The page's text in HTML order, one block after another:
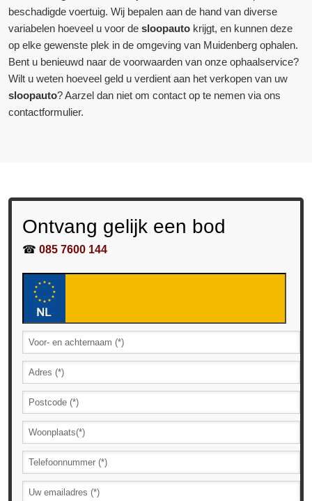
beschadigde voertuig. Wij bepalen aan de hand van diverse
variabelen hoeveel u voor de sloopauto krijgt, en kunnen deze
op elke gewenste plek in de omgeving van Muidenberg ophalen.
Bent u benieuwd naar de voorwaarden van onze ophaalservice?
Wilt u weten hoeveel geld u verdient aan het verkopen van uw
sloopauto? Aarzel dan niet om contact op te nemen via ons
contactformulier.
Ontvang gelijk een bod
☎ 085 7600 144